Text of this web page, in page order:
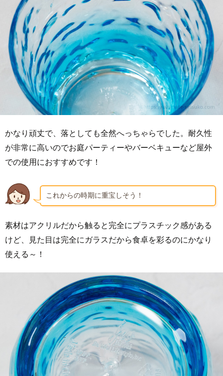
かなり頑丈で、落としても全然へっちゃらでした。耐久性
が非常に高いのでお庭パーティーやバーベキューなど屋外
での使用におすすめです！
これからの時期に重宝しそう！
素材はアクリルだから触ると完全にプラスチック感がある
けど、見た目は完全にガラスだから食卓を彩るのにかなり
使える～！